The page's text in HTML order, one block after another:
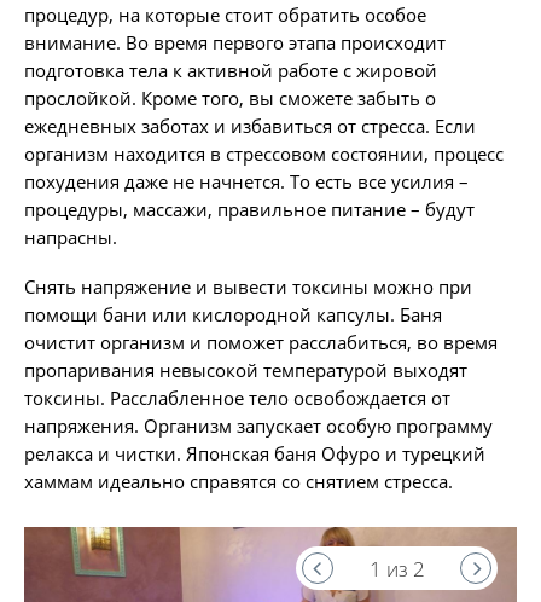
процедур, на которые стоит обратить особое
внимание. Во время первого этапа происходит
подготовка тела к активной работе с жировой
прослойкой. Кроме того, вы сможете забыть о
ежедневных заботах и избавиться от стресса. Если
организм находится в стрессовом состоянии, процесс
похудения даже не начнется. То есть все усилия –
процедуры, массажи, правильное питание – будут
напрасны.
Снять напряжение и вывести токсины можно при
помощи бани или кислородной капсулы. Баня
очистит организм и поможет расслабиться, во время
пропаривания невысокой температурой выходят
токсины. Расслабленное тело освобождается от
напряжения. Организм запускает особую программу
релакса и чистки. Японская баня Офуро и турецкий
хаммам идеально справятся со снятием стресса.
1 из 2